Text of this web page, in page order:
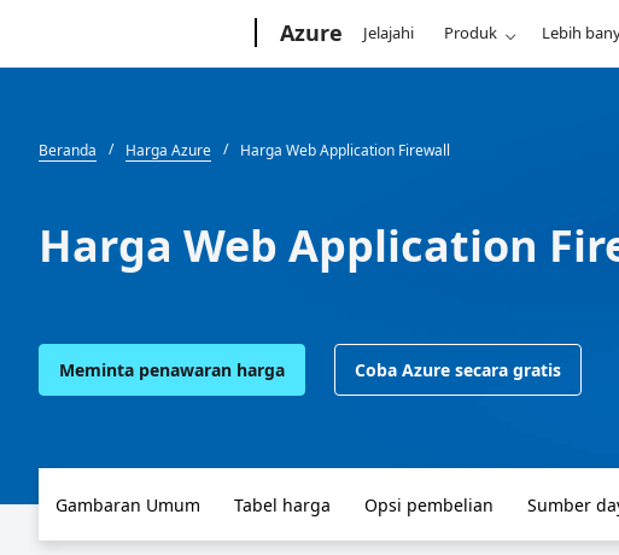
Azure Jelajahi Produk Lebih
Beranda Harga Azure Harga Web Application Firewall
Harga Web Application
Meminta penawaran harga Coba Azure secara gratis
Gambaran Umum Tabel harga Opsi pembelian Sumber